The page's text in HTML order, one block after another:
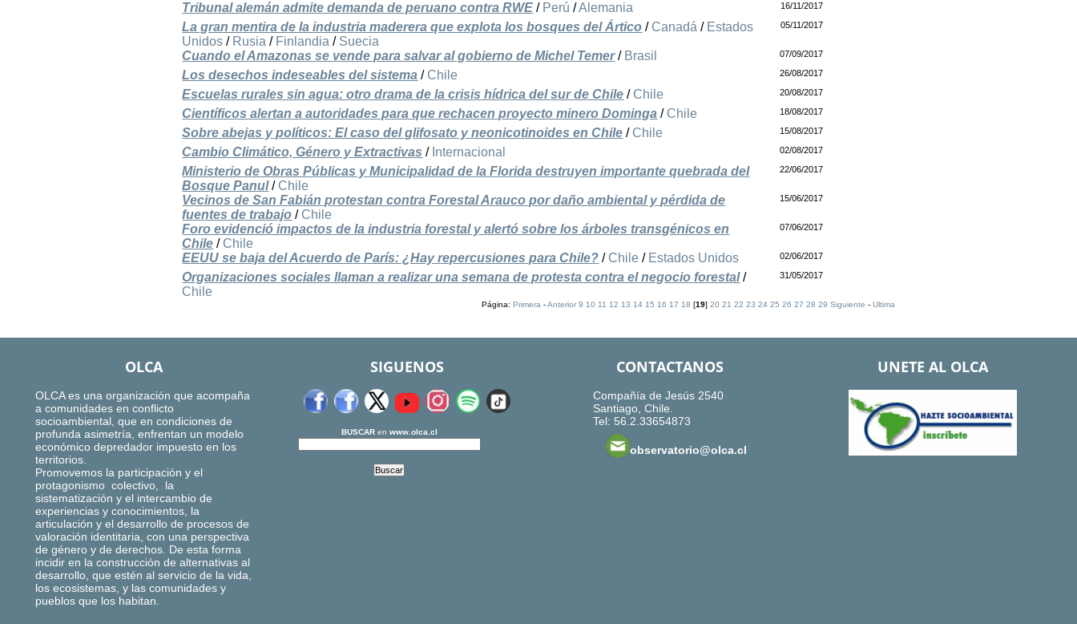
Tribunal alemán admite demanda de peruano contra RWE / Perú /Alemania 16/11/2017
La gran mentira de la industria maderera que explota los bosques del Ártico / Canadá / Estados
Unidos / Rusia / Finlandia / Suecia
05/11/2017
Cuando el Amazonas se vende para salvar al gobierno de Michel Temer/ Brasil 07/09/2017
Los desechos indeseables del sistema / Chile 26/08/2017
Escuelas rurales sin agua: otro drama de la crisis hídrica del sur de Chile / Chile 20/08/2017
Científicos alertan a autoridades para que rechacen proyecto minero Dominga / Chile 18/08/2017
Sobre abejas y políticos: El caso del glifosato y neonicotinoides en Chile / Chile 15/08/2017
Cambio Climático, Género y Extractivas / Internacional 02/08/2017
Ministerio de Obras Públicas y Municipalidad de la Florida destruyen importante quebrada del
Bosque Panul/ Chile
22/06/2017
Vecinos de San Fabián protestan contra Forestal Arauco por daño ambiental y pérdida de
fuentes de trabajo / Chile
15/06/2017
Foro evidenció impactos de la industria forestal y alertó sobre los árboles transgénicos en
Chile / Chile
07/06/2017
EEUU se baja del Acuerdo de París: ¿Hay repercusiones para Chile? / Chile / Estados Unidos 02/06/2017
Organizaciones sociales llaman a realizar una semana de protesta contra el negocio forestal/
Chile
31/05/2017
Página: Primera-Anterior 9 10 11 12 13 14 15 16 17 18 [19] 20 21 22 23 24 25 26 27 28 29 Siguiente - Ultima
OLCA
OLCA es una organización que acompaña
a comunidades en conflicto
socioambiental, que en condiciones de
profunda asimetría, enfrentan un modelo
económico depredador impuesto en los
territorios.
Promovemos la participación y el
protagonismo colectivo, la
sistematización y el intercambio de
experiencias y conocimientos, la
articulación y el desarrollo de procesos de
valoración identitaria, con una perspectiva
de género y de derechos. De esta forma
incidir en la construcción de alternativas al
desarrollo, que estén al servicio de la vida,
los ecosistemas, y las comunidades y
pueblos que los habitan.
SIGUENOS
BUSCARen www.olca.cl
CONTACTANOS
Compañía de Jesús 2540
Santiago, Chile.
Tel: 56.2.33654873
observatorio@olca.cl
UNETE AL OLCA